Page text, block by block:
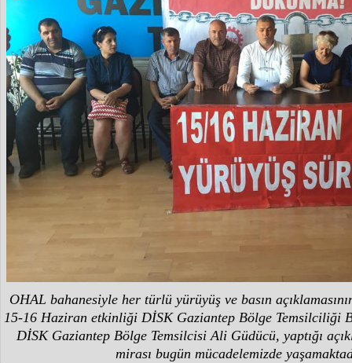
OHAL bahanesiyle her türlü yürüyüş ve basın
15-16 Haziran etkinliği DİSK Gaziantep Bölge Temsilciliği
DİSK Gaziantep Bölge Temsilcisi Ali Güdücü, yaptığı
mirası bugün mücadelemizde